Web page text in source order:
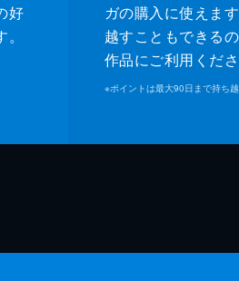
好
ガの購入に使えま
越すこともできる
作品にご利用くださ
※ポイントは最大90日まで持ち越